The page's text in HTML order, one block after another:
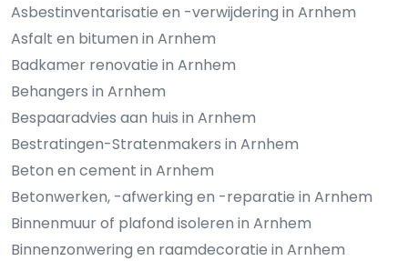
Asbestinventarisatie en -verwijdering in Arnhem
Asfalt en bitumen in Arnhem
Badkamer renovatie in Arnhem
Behangers in Arnhem
Bespaaradvies aan huis in Arnhem
Bestratingen-Stratenmakers in Arnhem
Beton en cement in Arnhem
Betonwerken, -afwerking en -reparatie in Arnhem
Binnenmuur of plafond isoleren in Arnhem
Binnenzonwering en raamdecoratie in Arnhem